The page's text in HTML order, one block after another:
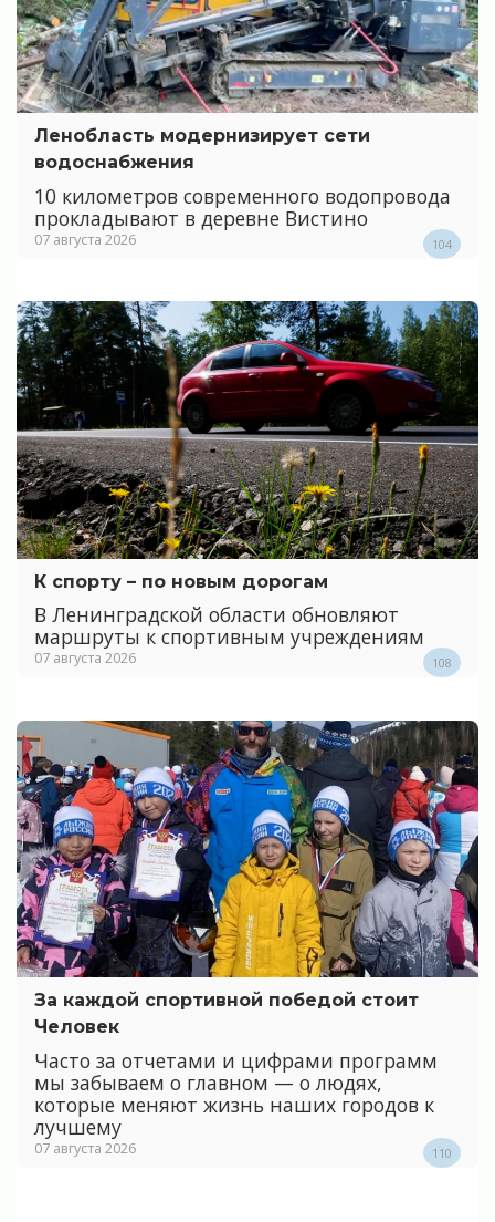
Ленобласть модернизирует сети
водоснабжения
10 километров современного водопровода
прокладывают в деревне Вистино
07 августа 2026 104
К спорту – по новым дорогам
В Ленинградской области обновляют
маршруты к спортивным учреждениям
07 августа 2026 108
За каждой спортивной победой стоит
Человек
Часто за отчетами и цифрами программ
мы забываем о главном — о людях,
которые меняют жизнь наших городов к
лучшему
07 августа 2026 110